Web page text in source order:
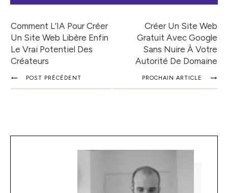
Comment L’IA Pour Créer
Un Site Web Libère Enfin
Le Vrai Potentiel Des
Créateurs
Créer Un Site Web
Gratuit Avec Google
Sans Nuire À Votre
Autorité De Domaine
POST PRÉCÉDENT PROCHAIN ARTICLE